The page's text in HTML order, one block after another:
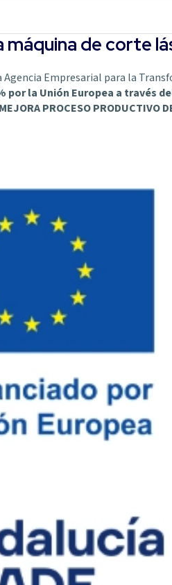
máquina de corte
Agencia Empresarial para la
por la Unión Europea a través
PROCESO PRODUCTIVO